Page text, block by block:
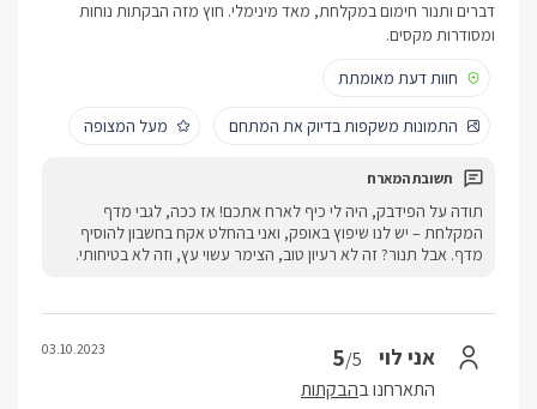
דברים ותנור חימום במקלחת, מאד מינימלי. חוץ מזה הבקתות נוחות
ומסודרות מקסים.
חוות דעת מאומתת
התמונות משקפות בדיוק את המתחם מעל המצופה
תודה על הפידבק, היה לי כיף לארח אתכם! אז ככה, לגבי מדף
המקלחת – יש לנו שיפוץ באופק, ואני בהחלט אקח בחשבון להוסיף
מדף. אבל תנור? זה לא רעיון טוב, הצימר עשוי עץ, וזה לא בטיחותי.
אני לוי 5/5
התארחנו בהבקתות
03.10.2023